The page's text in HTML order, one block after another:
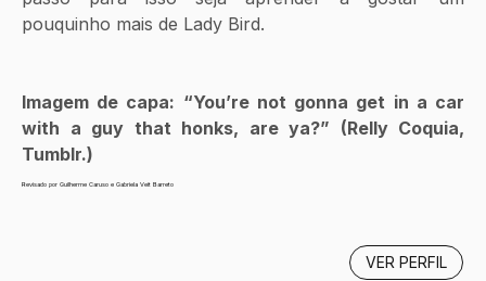
pouquinho mais de Lady Bird.
Imagem de capa: “You’re not gonna get in a car
with a guy that honks, are ya?” (Relly Coquia,
Tumblr.)
Revisado por Guilherme Caruso e Gabriela Veit Barreto
VER PERFIL